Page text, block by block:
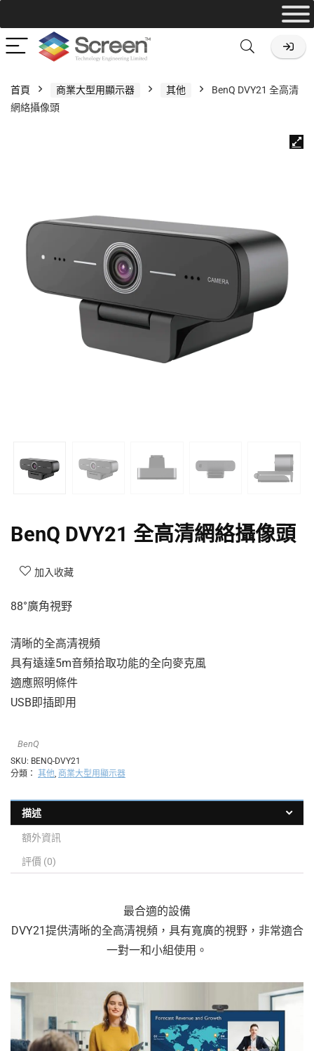
首頁 商業大型用顯示器 其他
BenQ DVY21 全高清
網絡攝像頭
BenQ DVY21 全高清網絡攝像頭
加入收藏
88°廣角視野
清晰的全高清視頻
具有遠達5m音頻拾取功能的全向麥克風
適應照明條件
USB即插即用
BenQ
SKU: BENQ-DVY21
分類： 其他 商業大型用顯示器
描述
額外資訊
評價 (0)
最合適的設備
DVY21提供清晰的全高清視頻，具有寬廣的視野，非常適合
一對一和小組使用。